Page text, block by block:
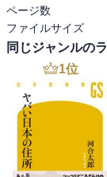
めか、失明してし
１つ引っかかるの
ている人々がいる
のだが、研究者（
度を考えれば機銃
ていたはずなので
たがって、これは
妄想でそうしたも
事実がどちらであ
ページ数
ファイルサイズ
同じジャンルの
1位